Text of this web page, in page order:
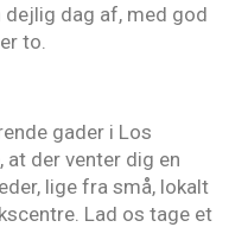
dejlig dag af, med god
to.
gader i Los
at der venter dig en
lige fra små, lokalt
Lad os tage et